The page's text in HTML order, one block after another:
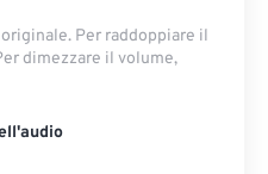
Per raddoppiare il
dimezzare il volume,